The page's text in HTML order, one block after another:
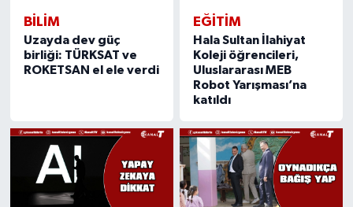
BILIM
Uzayda dev güç
birliği: TÜRKSAT ve
ROKETSAN el ele verdi
EĞITIM
Hala Sultan İlahiyat
Koleji öğrencileri,
Uluslararası MEB
Robot Yarışması’na
katıldı